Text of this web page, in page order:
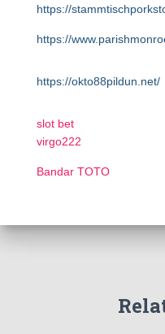
https://
https://
https://okto88pildun.net/
slot bet
virgo222
Bandar TOTO